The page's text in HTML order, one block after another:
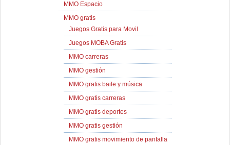
MMO Espacio
MMO gratis
Juegos Gratis para Movil
Juegos MOBA Gratis
MMO carreras
MMO gestión
MMO gratis baile y música
MMO gratis carreras
MMO gratis deportes
MMO gratis gestión
MMO gratis movimiento de pantalla